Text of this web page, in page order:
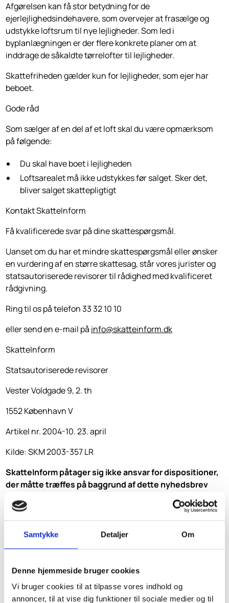
Samtykke Detaljer Om
Denne hjemmeside bruger cookies
Vi bruger cookies til at tilpasse vores indhold og
annoncer, til at vise dig funktioner til sociale medier og til
Afgørelsen kan få stor betydning for de
ejerlejlighedsindehavere, som overvejer at frasælge og
udstykke loftsrum til nye lejligheder. Som led i
byplanlægningen er der flere konkrete planer om at
inddrage de såkaldte tørrelofter til lejligheder.
Skattefriheden gælder kun for lejligheder, som ejer har
beboet.
Gode råd
Som sælger af en del af et loft skal du være opmærksom
på følgende:
Du skal have boet i lejligheden
Loftsarealet må ikke udstykkes før salget. Sker det,
bliver salget skattepligtigt
Kontakt SkatteInform
Få kvalificerede svar på dine skattespørgsmål.
Uanset om du har et mindre skattespørgsmål eller ønsker
en vurdering af en større skattesag, står vores jurister og
statsautoriserede revisorer til rådighed med kvalificeret
rådgivning.
Ring til os på telefon 33 32 10 10
eller send en e-mail på info@skatteinform.dk
SkatteInform
Statsautoriserede revisorer
Vester Voldgade 9, 2. th
1552 København V
Artikel nr. 2004-10. 23. april
Kilde: SKM 2003-357 LR
SkatteInform påtager sig ikke ansvar for dispositioner,
der måtte træffes på baggrund af dette nyhedsbrev
uden forudgående rådgivning. Vi påtager os ligeledes
ikke ansvar for fejl og mangler.